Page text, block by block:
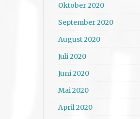
Oktober 2020
September 2020
August 2020
Juli 2020
Juni 2020
Mai 2020
April 2020